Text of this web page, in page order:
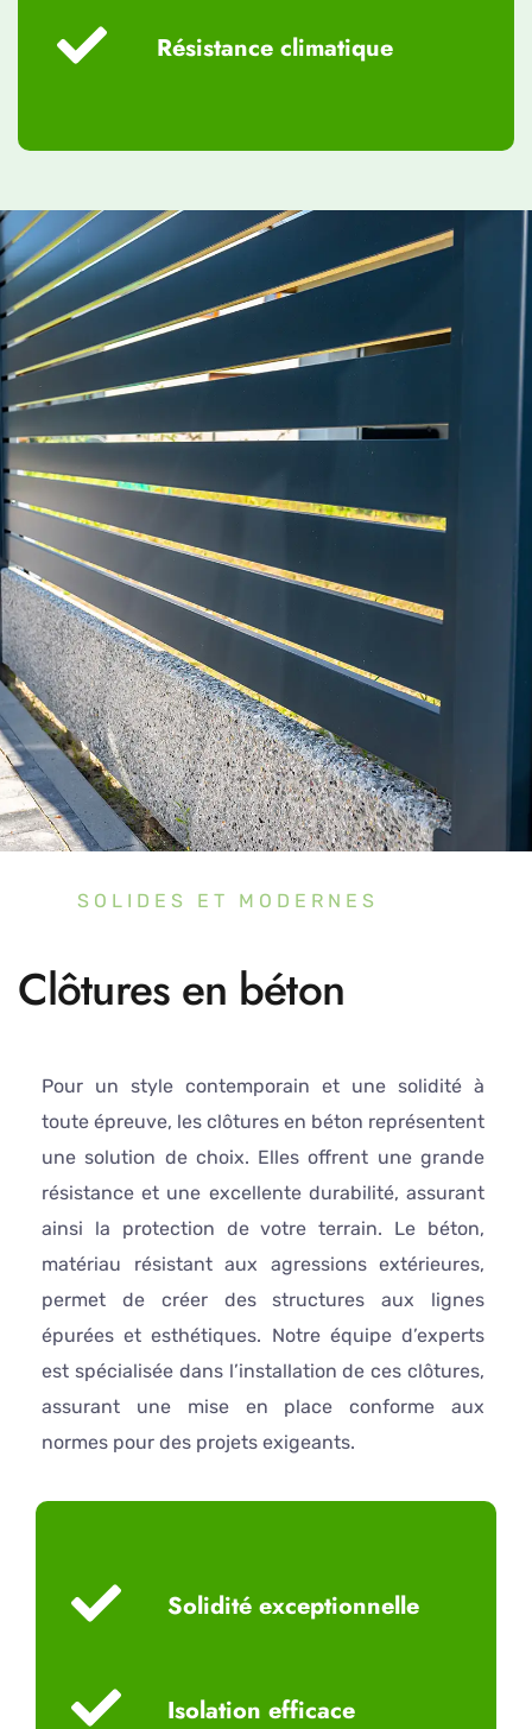
Résistance climatique
SOLIDES ET MODERNES
Clôtures en béton
Pour un style contemporain et une solidité à
toute épreuve, les clôtures en béton représentent
une solution de choix. Elles offrent une grande
résistance et une excellente durabilité, assurant
ainsi la protection de votre terrain. Le béton,
matériau résistant aux agressions extérieures,
permet de créer des structures aux lignes
épurées et esthétiques. Notre équipe d’experts
est spécialisée dans l’installation de ces clôtures,
assurant une mise en place conforme aux
normes pour des projets exigeants.
Solidité exceptionnelle
Isolation efficace